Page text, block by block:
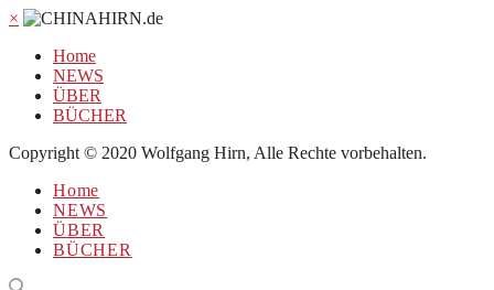
×
Home
NEWS
ÜBER
BÜCHER
Copyright © 2020 Wolfgang Hirn, Alle Rechte vorbehalten.
Home
NEWS
ÜBER
BÜCHER